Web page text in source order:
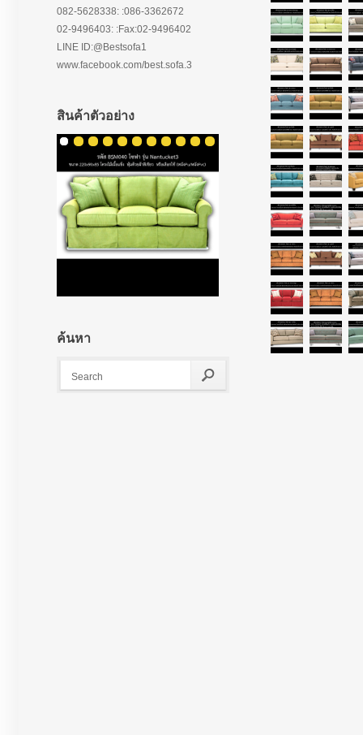
082-5628338: :086-3362672
02-9496403: :Fax:02-9496402
LINE ID:@Bestsofa1
www.facebook.com/best.sofa.3
สินค้าตัวอย่าง
ค้นหา